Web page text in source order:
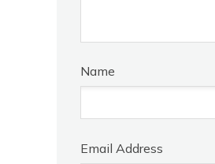
Name
Email Address